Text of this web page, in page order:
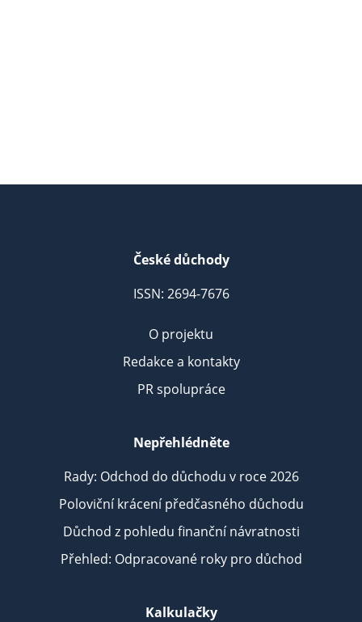
České důchody
ISSN: 2694-7676
O projektu
Redakce a kontakty
PR spolupráce
Nepřehlédněte
Rady: Odchod do důchodu v roce 2026
Poloviční krácení předčasného důchodu
Důchod z pohledu finanční návratnosti
Přehled: Odpracované roky pro důchod
Kalkulačky